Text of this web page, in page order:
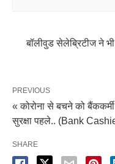
बॉलीवुड सेलेब्रिटीज ने
PREVIOUS
« कोरोना से बचने को
सुरक्षा पहले.. (Bank
SHARE